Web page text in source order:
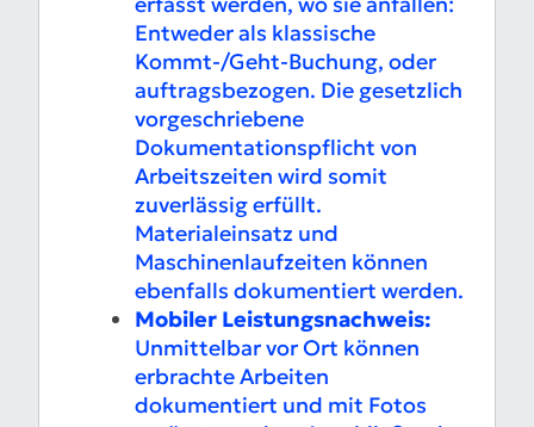
Entweder als klassische
Kommt-/Geht-Buchung, oder
auftragsbezogen. Die gesetzlich
vorgeschriebene
Dokumentationspflicht von
Arbeitszeiten wird somit
zuverlässig erfüllt.
Materialeinsatz und
Maschinenlaufzeiten können
ebenfalls dokumentiert werden.
Mobiler Leistungsnachweis:
Unmittelbar vor Ort können
erbrachte Arbeiten
dokumentiert und mit Fotos